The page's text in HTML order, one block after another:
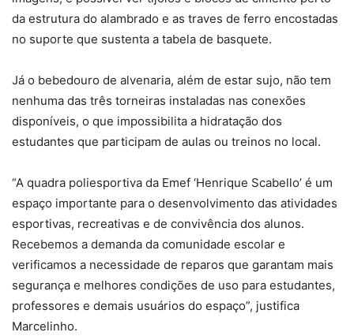
da estrutura do alambrado e as traves de ferro encostadas
no suporte que sustenta a tabela de basquete.
Já o bebedouro de alvenaria, além de estar sujo, não tem
nenhuma das três torneiras instaladas nas conexões
disponíveis, o que impossibilita a hidratação dos
estudantes que participam de aulas ou treinos no local.
“A quadra poliesportiva da Emef ‘Henrique Scabello’ é um
espaço importante para o desenvolvimento das atividades
esportivas, recreativas e de convivência dos alunos.
Recebemos a demanda da comunidade escolar e
verificamos a necessidade de reparos que garantam mais
segurança e melhores condições de uso para estudantes,
professores e demais usuários do espaço”, justifica
Marcelinho.